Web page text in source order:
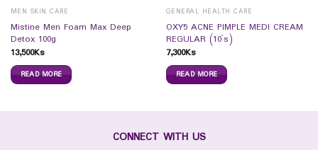
MEN SKIN CARE
Mistine Men Foam Max Deep
Detox 100g
13,500Ks
READ MORE
GENERAL HEALTH CARE
OXY5 ACNE PIMPLE MEDI CREAM
REGULAR (10`s)
7,300Ks
READ MORE
CONNECT WITH US